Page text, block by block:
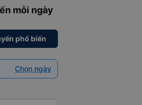
mỗi ngày
phổ biến
Chọn ngày